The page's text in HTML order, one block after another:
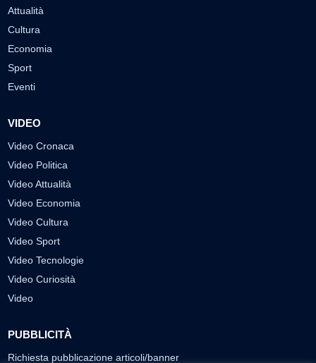
Attualità
Cultura
Economia
Sport
Eventi
VIDEO
Video Cronaca
Video Politica
Video Attualità
Video Economia
Video Cultura
Video Sport
Video Tecnologie
Video Curiosità
Video
PUBBLICITÀ
Richiesta pubblicazione articoli/banner